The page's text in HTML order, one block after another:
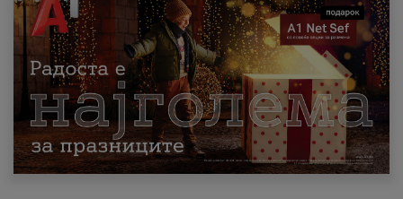
МК EN SQ
Приватни Деловни
Поддршка